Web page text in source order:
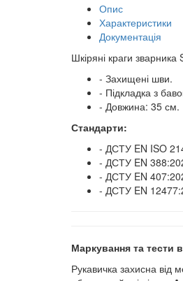
Опис
Характеристики
Документація
Шкіряні краги
- Захищені шви.
- Підкладка з
- Довжина: 35 см.
Стандарти:
- ДСТУ EN ISO
- ДСТУ EN
- ДСТУ EN
- ДСТУ EN
Маркування та тести
Рукавичка захисна від